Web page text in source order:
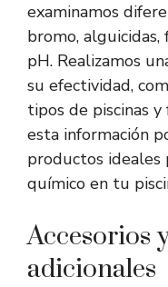
examinamos
bromo,
pH. Realizamos
su efectividad,
tipos de piscinas y
esta información
productos
químico en tu
Accesorios
adicionales